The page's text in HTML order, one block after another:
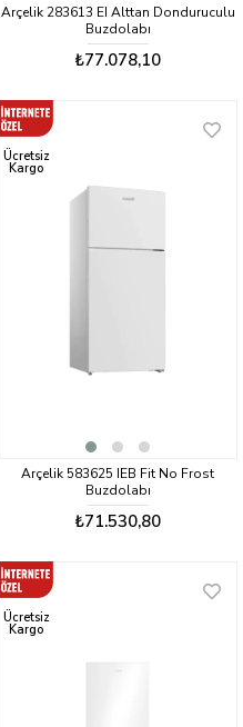
Arçelik 283613 EI Alttan Donduruculu
Buzdolabı
₺77.078,10
Arçelik 583625 IEB Fit No Frost
Buzdolabı
₺71.530,80
Ücretsiz
Kargo
Ücretsiz
Kargo